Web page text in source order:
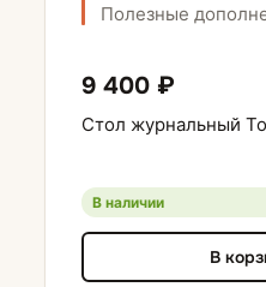
Полезные
9 400 ₽
Стол журнальный
В наличии
В